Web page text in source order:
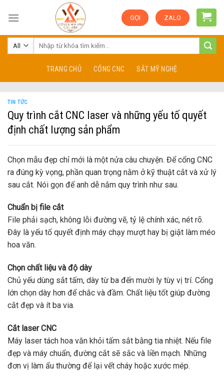
GỌI ZALO
TRANG CHỦ CỔNG CNC SẮT MỸ NGHỆ
TIN TỨC
Quy trình cắt CNC laser và những yếu tố quyết
định chất lượng sản phẩm
Chọn mẫu đẹp chỉ mới là một nửa câu chuyện. Để cổng CNC
ra đúng kỳ vọng, phần quan trọng nằm ở kỹ thuật cắt và xử lý
sau cắt. Nói gọn để anh dễ nắm quy trình như sau.
Chuẩn bị file cắt
File phải sạch, không lỗi đường vẽ, tỷ lệ chính xác, nét rõ.
Đây là yếu tố quyết định máy chạy mượt hay bị giật làm méo
hoa văn.
Chọn chất liệu và độ dày
Chủ yếu dùng sắt tấm, dày từ ba đến mười ly tùy vị trí. Cổng
lớn chọn dày hơn để chắc và đầm. Chất liệu tốt giúp đường
cắt đẹp và ít ba via.
Cắt laser CNC
Máy laser tách hoa văn khỏi tấm sắt bằng tia nhiệt. Nếu file
đẹp và máy chuẩn, đường cắt sẽ sắc và liền mạch. Những
đơn vị làm ẩu thường để lại vết cháy hoặc xước mép.